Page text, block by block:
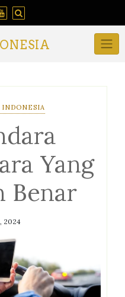
Yang
Benar
2024